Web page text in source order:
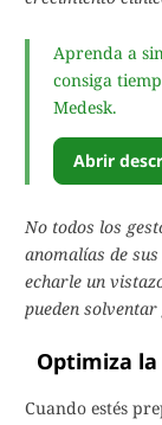
Aprenda a
consiga
Medesk.
Abrir
No todos los
anomalías de
echarle un
pueden
Optimiza
Cuando estés